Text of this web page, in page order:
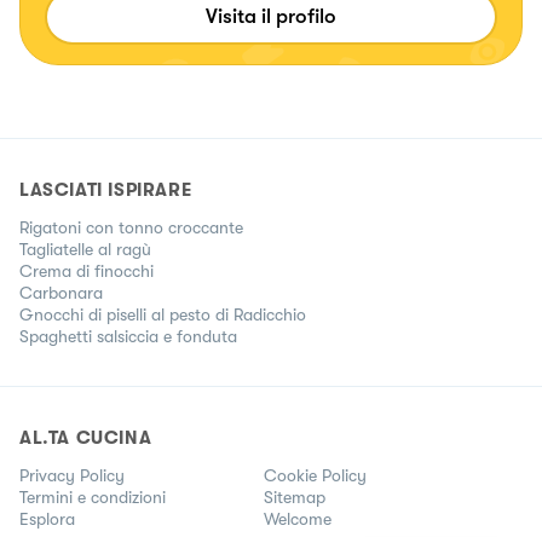
Visita il profilo
LASCIATI ISPIRARE
Rigatoni con tonno croccante
Tagliatelle al ragù
Crema di finocchi
Carbonara
Gnocchi di piselli al pesto di Radicchio
Spaghetti salsiccia e fonduta
AL.TA CUCINA
Privacy Policy
Cookie Policy
Termini e condizioni
Sitemap
Esplora
Welcome